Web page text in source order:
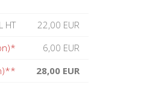
HT
22,00 EUR
6,00 EUR
28,00 EUR